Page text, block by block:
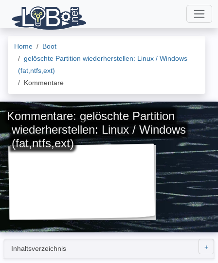
Home
Boot
gelöschte Partition wiederherstellen: Linux / Windows
(fat,ntfs,ext)
Kommentare
Kommentare: gelöschte Partition
wiederherstellen: Linux / Windows
(fat,ntfs,ext)
Inhaltsverzeichnis